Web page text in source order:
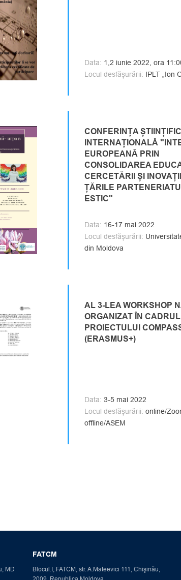
Data: 1,2 iunie 2022, ora
Locul desfășurării: IPLT „Ion
CONFERINȚA
INTERNAȚIONALĂ
EUROPEANĂ PRIN
CONSOLIDAREA
CERCETĂRII ȘI
ȚĂRILE
ESTIC"
Data: 16-17 mai 2022
Locul desfășurării:
din Moldova
AL 3-LEA WORKSHOP
ORGANIZAT ÎN CADRUL
PROIECTULUI
(ERASMUS+)
Data: 3-5 mai 2022
Locul desfășurării: online/
offline/ASEM
MD
FATCM
Blocul.I, FATCM, str. A.Mateevici 111, Chişinău,